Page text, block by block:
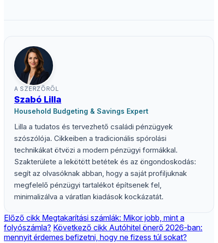
A SZERZŐRŐL
Szabó Lilla
Household Budgeting & Savings Expert
Lilla a tudatos és tervezhető családi pénzügyek
szószólója. Cikkeiben a tradicionális spórolási
technikákat ötvözi a modern pénzügyi formákkal.
Szakterülete a lekötött betétek és az öngondoskodás:
segít az olvasóknak abban, hogy a saját profiljuknak
megfelelő pénzügyi tartalékot építsenek fel,
minimalizálva a váratlan kiadások kockázatát.
Előző cikk Megtakarítási számlák: Mikor jobb, mint a
folyószámla? Következő cikk Autóhitel önerő 2026-ban:
mennyit érdemes befizetni, hogy ne fizess túl sokat?